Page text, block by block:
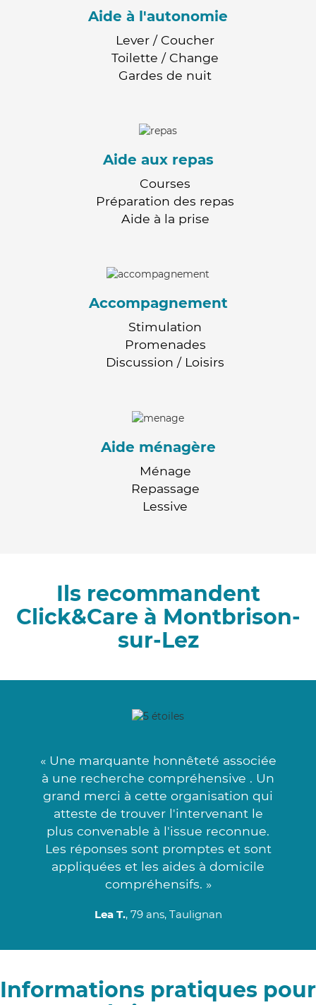
Aide à l'autonomie
Lever / Coucher
Toilette / Change
Gardes de nuit
Aide aux repas
Courses
Préparation des repas
Aide à la prise
Accompagnement
Stimulation
Promenades
Discussion / Loisirs
Aide ménagère
Ménage
Repassage
Lessive
Ils recommandent
Click&Care à Montbrison-
sur-Lez
« Une marquante honnêteté associée
à une recherche compréhensive . Un
grand merci à cette organisation qui
atteste de trouver l'intervenant le
plus convenable à l'issue reconnue.
Les réponses sont promptes et sont
appliquées et les aides à domicile
compréhensifs. »
Lea T., 79 ans, Taulignan
Informations pratiques pour